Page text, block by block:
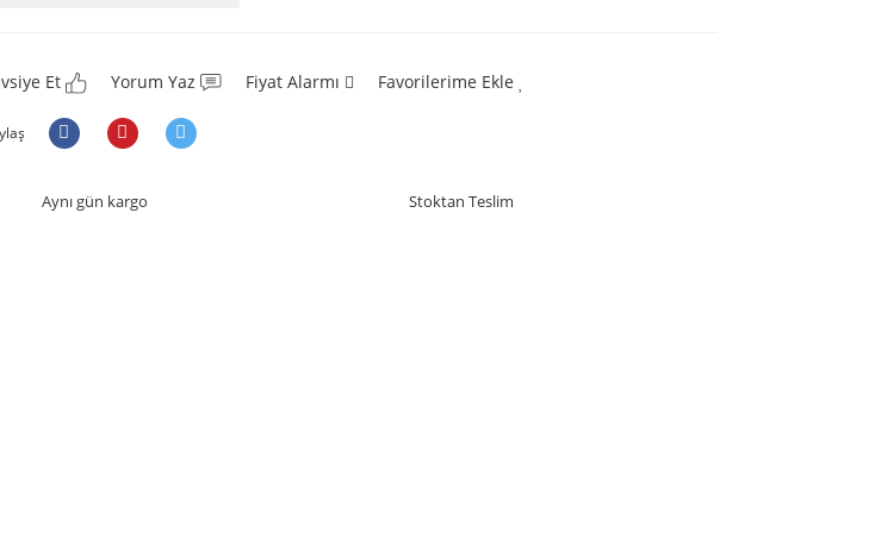
Et Yorum Yaz Fiyat Alarmı Favorilerime Ekle
Aynı gün kargo Stoktan Teslim